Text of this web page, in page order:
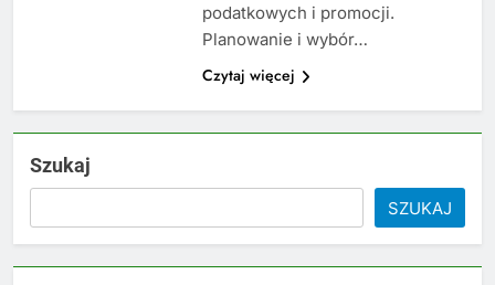
podatkowych i promocji.
Planowanie i wybór…
Czytaj więcej
Szukaj
SZUKAJ